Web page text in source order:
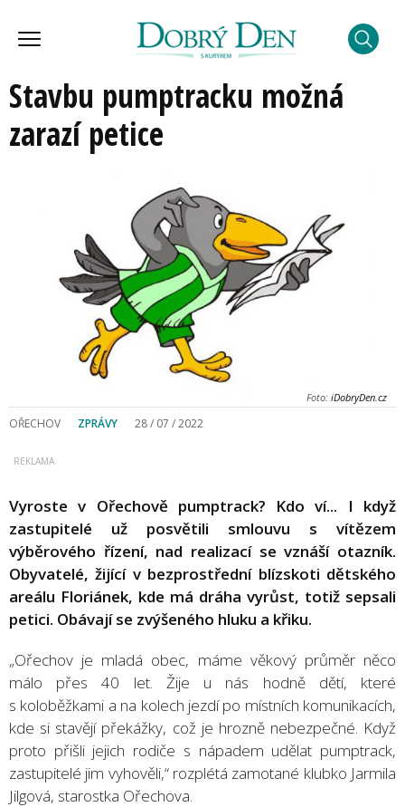
Stavbu pumptracku možná
zarazí petice
Foto: iDobryDen.cz
OŘECHOV ZPRÁVY 28 / 07 / 2022
Vyroste v Ořechově pumptrack? Kdo ví... I když
zastupitelé už posvětili smlouvu s vítězem
výběrového řízení, nad realizací se vznáší otazník.
Obyvatelé, žijící v bezprostřední blízskoti dětského
areálu Floriánek, kde má dráha vyrůst, totiž sepsali
petici. Obávají se zvýšeného hluku a křiku.
„Ořechov je mladá obec, máme věkový průměr něco
málo přes 40 let. Žije u nás hodně dětí, které
s koloběžkami a na kolech jezdí po místních komunikacích,
kde si stavějí překážky, což je hrozně nebezpečné. Když
proto přišli jejich rodiče s nápadem udělat pumptrack,
zastupitelé jim vyhověli,“ rozplétá zamotané klubko Jarmila
Jilgová, starostka Ořechova.